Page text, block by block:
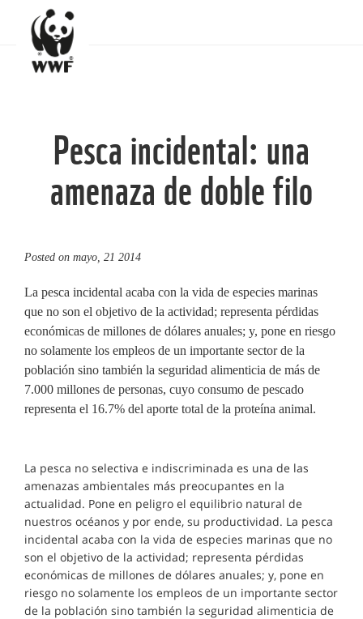
Pesca incidental: una
amenaza de doble filo
Posted on mayo, 21 2014
La pesca incidental acaba con la vida de especies marinas
que no son el objetivo de la actividad; representa pérdidas
económicas de millones de dólares anuales; y, pone en riesgo
no solamente los empleos de un importante sector de la
población sino también la seguridad alimenticia de más de
7.000 millones de personas, cuyo consumo de pescado
representa el 16.7% del aporte total de la proteína animal.
La pesca no selectiva e indiscriminada es una de las
amenazas ambientales más preocupantes en la
actualidad. Pone en peligro el equilibrio natural de
nuestros océanos y por ende, su productividad. La pesca
incidental acaba con la vida de especies marinas que no
son el objetivo de la actividad; representa pérdidas
económicas de millones de dólares anuales; y, pone en
riesgo no solamente los empleos de un importante sector
de la población sino también la seguridad alimenticia de